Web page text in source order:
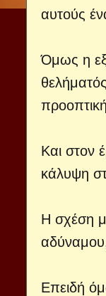
αυτούς
Όμως η
Και στον
κάλυψη
Η σχέση
Επειδή